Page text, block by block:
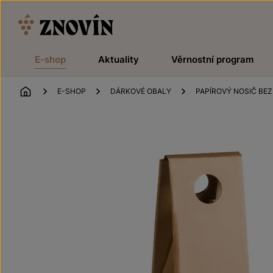
E-shop Aktuality Věrnostní program
ÚVOD
E-SHOP DÁRKOVÉ OBALY PAPÍROVÝ NOSIČ